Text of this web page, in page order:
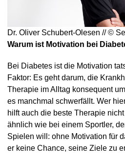
Dr. Oliver Schubert-Olesen // ©
Warum ist Motivation bei
Bei Diabetes ist die Motivation
Faktor: Es geht darum, die
Therapie im Alltag konsequent
es manchmal schwerfällt. Wer
hilft auch die beste Therapie
ähnlich wie bei einem Sportler,
Spielen will: ohne Motivation für
er keine Chance, seine Ziele zu